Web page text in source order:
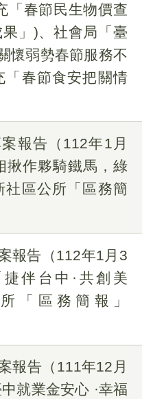
「春節民生物價查
」)、社會局「臺
懷弱勢春節服務不
「春節食安把關情
報告（112年1月
揪作夥騎鐵馬，綠
社區公所「區務簡
報告（112年1月3
伴台中·共創美
「區務簡報」
報告（111年12月
就業金安心 ·幸福